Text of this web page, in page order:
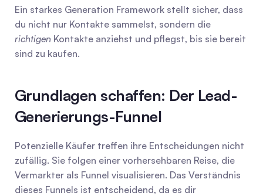
Ein starkes Generation Framework stellt sicher, dass
richtigen Kontakte anziehst und pflegst, bis sie bereit
sind zu kaufen.
Grundlagen schaffen: Der Lead-
Generierungs-Funnel
Potenzielle Käufer treffen ihre Entscheidungen nicht
zufällig. Sie folgen einer vorhersehbaren Reise, die
Vermarkter als Funnel visualisieren. Das Verständnis
dieses Funnels ist entscheidend, da es dir